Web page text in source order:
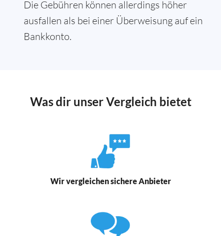
Die Gebühren können allerdings höher
ausfallen als bei einer Überweisung auf ein
Bankkonto.
Was dir unser Vergleich bietet
Wir vergleichen sichere Anbieter